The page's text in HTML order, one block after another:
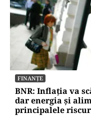
FINANȚE
BNR: Inflația va
dar energia și
principalele